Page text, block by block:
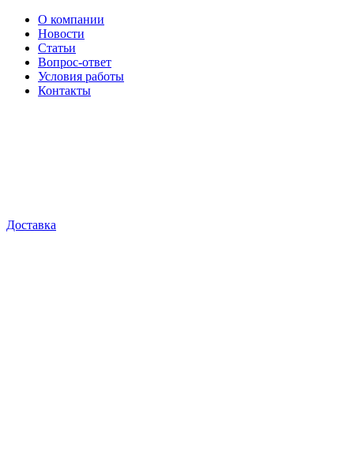
О компании
Новости
Статьи
Вопрос-ответ
Условия работы
Контакты
Доставка